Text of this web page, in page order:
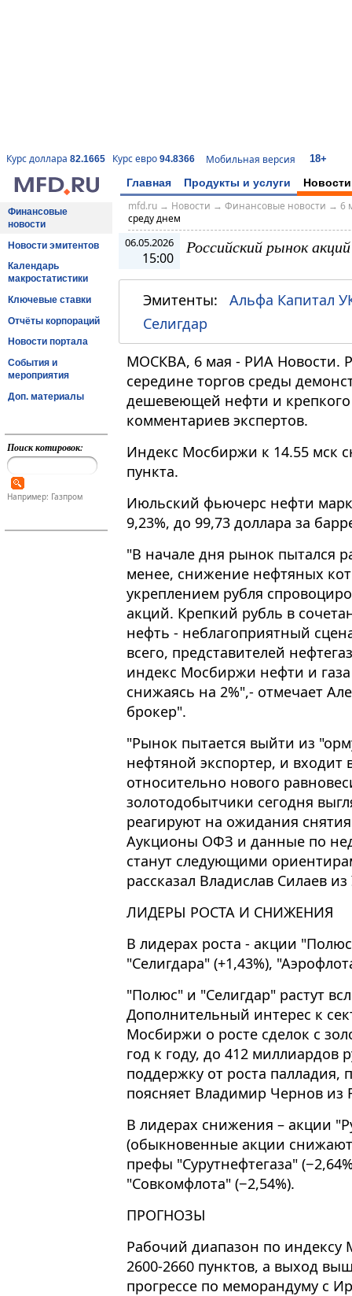
Курс доллара 82.1665 Курс евро 94.8366 Мобильная версия 18+
Главная Продукты и услуги Новости
Финансовые
новости
Новости эмитентов
Календарь
макростатистики
Ключевые ставки
Отчёты корпораций
Новости портала
События и
мероприятия
Доп. материалы
Поиск котировок:
Например: Газпром
mfd.ru→ Новости → Финансовые новости → 6
среду днем
06.05.2026
15:00
Российский рынок
Эмитенты: Альфа Капитал
Селигдар
МОСКВА, 6 мая - РИА Новости.
середине торгов среды
дешевеющей нефти и крепкого
комментариев экспертов.
Индекс Мосбиржи к 14​​​.55 мск
пункта.
Июльский фьючерс нефти
9,23%, до 99,73 доллара за
"В начале дня рынок пытался
менее, снижение нефтяных
укреплением рубля
акций. Крепкий рубль в
нефть - неблагоприятный
всего, представителей
индекс Мосбиржи нефти и
снижаясь на 2%",- отмечает
брокер".
"Рынок пытается выйти из
нефтяной экспортер, и входит
относительно нового
золотодобытчики сегодня
реагируют на ожидания
Аукционы ОФЗ и данные по
станут следующими
рассказал Владислав Силаев
ЛИДЕРЫ РОСТА И СНИЖЕНИЯ
В лидерах роста - акции
"Селигдара" (+1,43%),
"Полюс" и "Селигдар" растут
Дополнительный интерес к
Мосбиржи о росте сделок с
год к году, до 412 миллиардов
поддержку от роста
поясняет Владимир Чернов из
В лидерах снижения – акции
(обыкновенные акции
префы "Сурутнефтегаза"
"Совкомфлота" (−2,54%).
ПРОГНОЗЫ
Рабочий диапазон по
2600-2660 пунктов, а выход
прогрессе по меморандуму с